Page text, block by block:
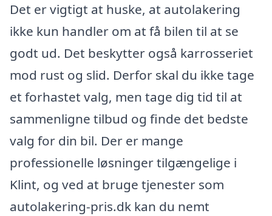
Det er vigtigt at huske, at autolakering
ikke kun handler om at få bilen til at se
godt ud. Det beskytter også karrosseriet
mod rust og slid. Derfor skal du ikke tage
et forhastet valg, men tage dig tid til at
sammenligne tilbud og finde det bedste
valg for din bil. Der er mange
professionelle løsninger tilgængelige i
Klint, og ved at bruge tjenester som
autolakering-pris.dk kan du nemt